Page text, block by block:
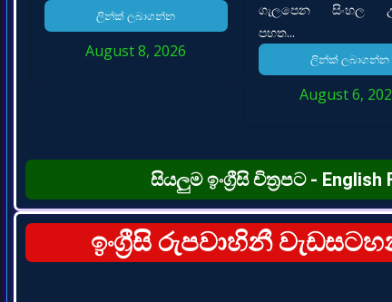
ලින්ක් ලබාගන්න
August 8, 2026
ගැලපෙන සිංහල
පහත...
ලින්ක් ලබාගන්න
August 6,
සියලුම ඉංග්‍රීසි චිත්‍රපට -
ඉංග්‍රීසි රුපවාහිනී